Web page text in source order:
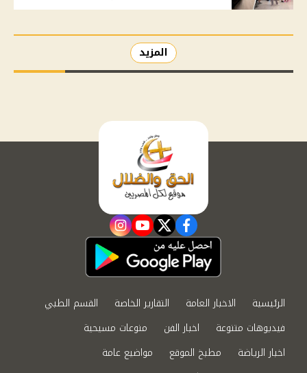
المزيد
facebook
twitter
youtube
instagram
الرئيسية الاخبار العامة التقارير الخاصة
القسم الطبي
فيديوهات متنوعة
اخبار الفن
منوعات مسيحية
اخبار الرياضة
مطبخ الموقع
مواضيع عامة